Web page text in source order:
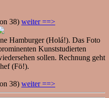
38) weiter ==>
Hamburger (Holá!). Das Foto
Kunststudierten
sollen. Rechnung geht
(Fö!).
38) weiter ==>